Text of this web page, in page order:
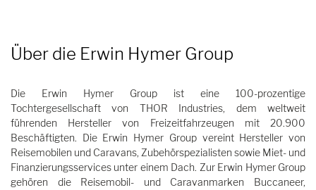
Über die Erwin Hymer Group
Die Erwin Hymer Group ist eine 100-prozentige
Tochtergesellschaft von THOR Industries, dem weltweit
führenden Hersteller von Freizeitfahrzeugen mit 20.900
Beschäftigten. Die Erwin Hymer Group vereint Hersteller von
Reisemobilen und Caravans, Zubehörspezialisten sowie Miet- und
Finanzierungsservices unter einem Dach. Zur Erwin Hymer Group
gehören die Reisemobil- und Caravanmarken Buccaneer,